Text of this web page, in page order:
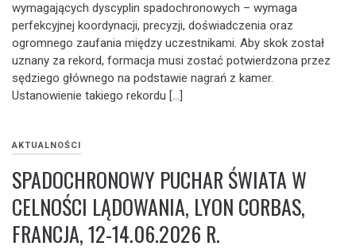
wymagających dyscyplin spadochronowych – wymaga
perfekcyjnej koordynacji, precyzji, doświadczenia oraz
ogromnego zaufania między uczestnikami. Aby skok został
uznany za rekord, formacja musi zostać potwierdzona przez
sędziego głównego na podstawie nagrań z kamer.
Ustanowienie takiego rekordu […]
AKTUALNOŚCI
SPADOCHRONOWY PUCHAR ŚWIATA W
CELNOŚCI LĄDOWANIA, LYON CORBAS,
FRANCJA, 12-14.06.2026 R.